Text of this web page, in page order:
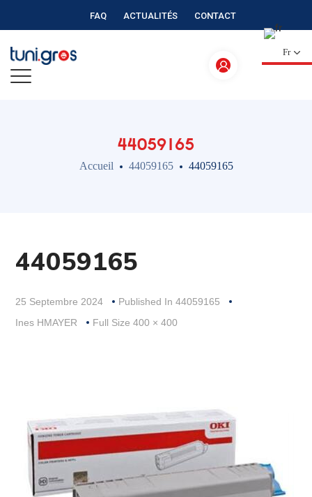
FAQ ACTUALITÉS CONTACT
Fr
44059165
Accueil 44059165 44059165
44059165
25 Septembre 2024 Published In44059165
Ines HMAYER
Full
Full Size 400 × 400